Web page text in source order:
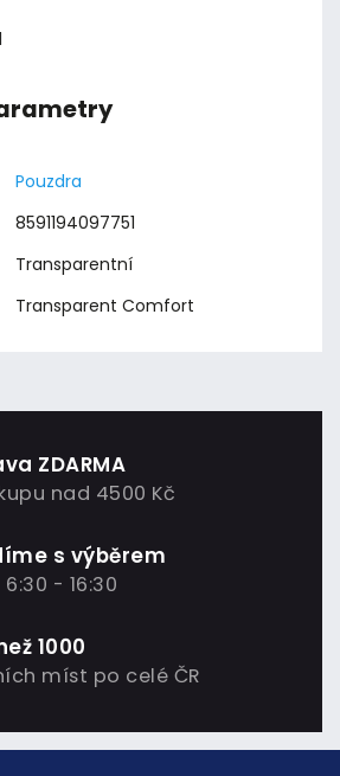
Pouzdra
8591194097751
Transparentní
Transparent Comfort
ZDARMA
nad 4500 Kč
s výběrem
- 16:30
1000
míst po celé ČR